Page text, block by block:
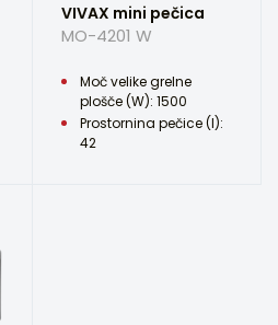
VIVAX mini pečica
MO-4201 W
Moč velike grelne
plošče (W): 1500
Prostornina pečice (l):
42